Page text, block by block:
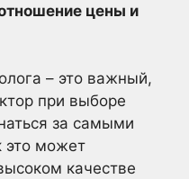
цены и
– это важный,
при выборе
за самыми
это может
качестве